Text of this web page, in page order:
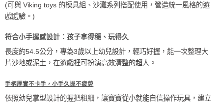
(可與 Viking toys 的模具組、沙灘系列搭配使用，營造統一風格的遊
戲體驗。)
符合小手握感設計：孩子拿得穩、玩得久
長度約54.5公分，專為3歲以上幼兒設計，輕巧好握，能一次整理大
片沙地或泥土，在遊戲裡可扮演高效清整的超人。
手柄厚實不卡手，小手久握不疲勞
依照幼兒掌型設計的握把粗細，讓寶寶從小就能自信操作玩具，建立